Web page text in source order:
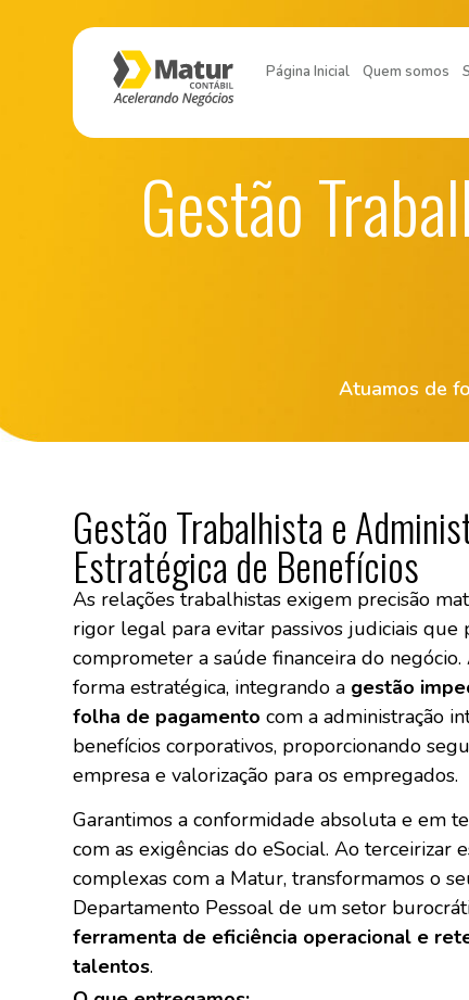
Página Inicial Quem somos
Gestão
Atuamos de
Gestão Trabalhista e
Estratégica de Benefícios
As relações trabalhistas exigem precisão
rigor legal para evitar passivos judiciais que
comprometer a saúde financeira do
forma estratégica, integrando a gestão
folha de pagamento com a administração
benefícios corporativos, proporcionando
empresa e valorização para os empregados.
Garantimos a conformidade absoluta e em
com as exigências do eSocial. Ao terceirizar
complexas com a Matur, transformamos o
Departamento Pessoal de um setor
ferramenta de eficiência operacional e
talentos.